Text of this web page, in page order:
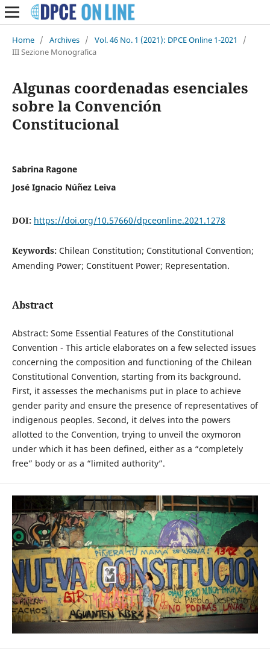
Home / Archives / Vol. 46 No. 1 (2021): DPCE Online 1-2021
/
III Sezione Monografica
Algunas coordenadas esenciales
sobre la Convención
Constitucional
Sabrina Ragone
José Ignacio Núñez Leiva
DOI: https://doi.org/10.57660/dpceonline.2021.1278
Keywords: Chilean Constitution; Constitutional Convention;
Amending Power; Constituent Power; Representation.
Abstract
Abstract: Some Essential Features of the Constitutional
Convention - This article elaborates on a few selected issues
concerning the composition and functioning of the Chilean
Constitutional Convention, starting from its background.
First, it assesses the mechanisms put in place to achieve
gender parity and ensure the presence of representatives of
indigenous peoples. Second, it delves into the powers
allotted to the Convention, trying to unveil the oxymoron
under which it has been defined, either as a “completely
free” body or as a “limited authority”.